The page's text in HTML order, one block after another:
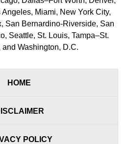
Miami, New York City,
San Bernardino-Riverside, San
Seattle, St. Louis, Tampa–St.
and Washington, D.C.
HOME
POLICY